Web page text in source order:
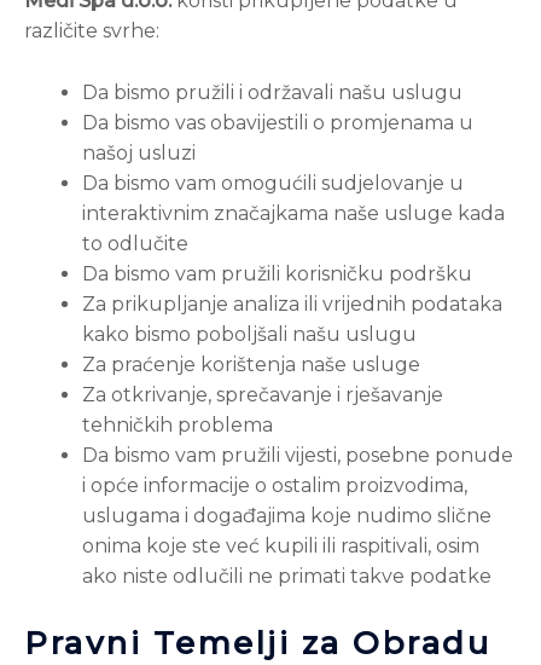
različite svrhe:
Da bismo pružili i održavali našu uslugu
Da bismo vas obavijestili o promjenama u
našoj usluzi
Da bismo vam omogućili sudjelovanje u
interaktivnim značajkama naše usluge kada
to odlučite
Da bismo vam pružili korisničku podršku
Za prikupljanje analiza ili vrijednih podataka
kako bismo poboljšali našu uslugu
Za praćenje korištenja naše usluge
Za otkrivanje, sprečavanje i rješavanje
tehničkih problema
Da bismo vam pružili vijesti, posebne ponude
i opće informacije o ostalim proizvodima,
uslugama i događajima koje nudimo slične
onima koje ste već kupili ili raspitivali, osim
ako niste odlučili ne primati takve podatke
Pravni Temelji za Obradu